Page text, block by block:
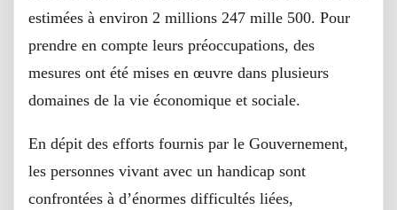
estimées à environ 2 millions 247 mille 500. Pour
prendre en compte leurs préoccupations, des
mesures ont été mises en œuvre dans plusieurs
domaines de la vie économique et sociale.
En dépit des efforts fournis par le Gouvernement,
les personnes vivant avec un handicap sont
confrontées à d’énormes difficultés liées,